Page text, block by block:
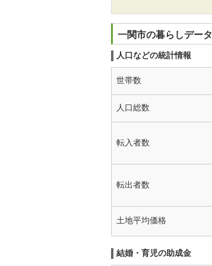
一関市の暮らしデータ
人口などの統計情報
世帯数
人口総数
転入者数
転出者数
土地平均価格
結婚・育児の助成金